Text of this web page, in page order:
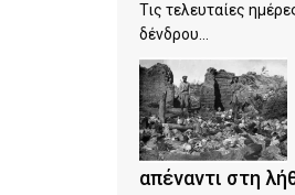
Τις τελευταίες
δένδρου...
απέναντι στη